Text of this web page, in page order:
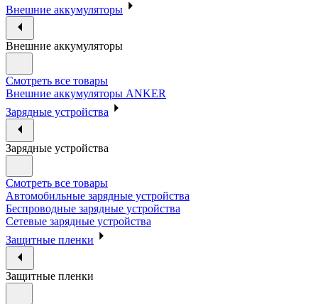
Внешние аккумуляторы
Внешние аккумуляторы
Смотреть все товары
Внешние аккумуляторы ANKER
Зарядные устройства
Зарядные устройства
Смотреть все товары
Автомобильные зарядные устройства
Беспроводные зарядные устройства
Сетевые зарядные устройства
Защитные пленки
Защитные пленки